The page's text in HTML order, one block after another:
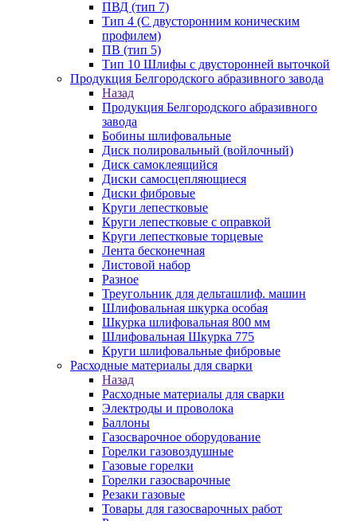
ПВД (тип 7)
Тип 4 (С двусторонним коническим
профилем)
ПВ (тип 5)
Тип 10 Шлифы с двусторонней выточкой
Продукция Белгородского абразивного завода
Назад
Продукция Белгородского абразивного
завода
Бобины шлифовальные
Диск полировальный (войлочный)
Диск самоклеящийся
Диски самосцепляющиеся
Диски фибровые
Круги лепестковые
Круги лепестковые с оправкой
Круги лепестковые торцевые
Лента бесконечная
Листовой набор
Разное
Треугольник для дельташлиф. машин
Шлифовальная шкурка особая
Шкурка шлифовальная 800 мм
Шлифовальная Шкурка 775
Круги шлифовальные фибровые
Расходные материалы для сварки
Назад
Расходные материалы для сварки
Электроды и проволока
Баллоны
Газосварочное оборудование
Горелки газовоздушные
Газовые горелки
Горелки газосварочные
Резаки газовые
Товары для газосварочных работ